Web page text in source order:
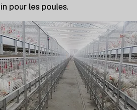
pour les poules.